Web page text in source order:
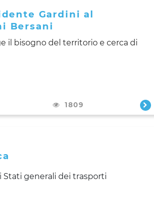
Gardini al
Bersani
il bisogno del territorio e cerca di
1809
Stati generali dei trasporti